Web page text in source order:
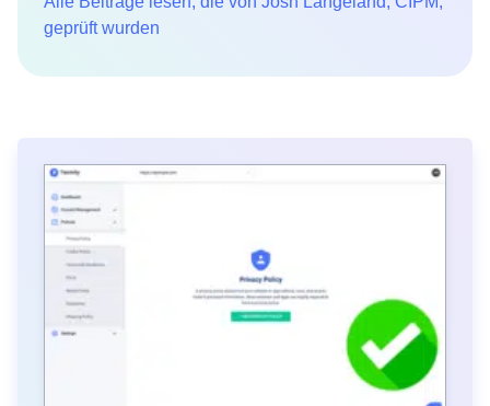
geprüft wurden